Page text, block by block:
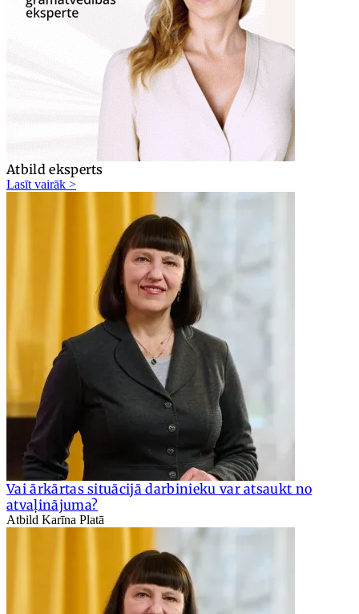
Atbild eksperts
Lasīt vairāk >
Vai ārkārtas situācijā darbinieku var atsaukt no
atvaļinājuma?
Atbild Karīna Platā